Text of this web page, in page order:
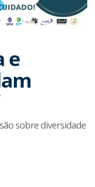
e
sobre diversidade